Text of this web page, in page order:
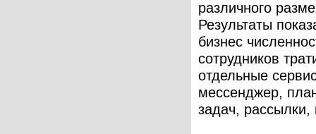
различного
Результаты
бизнес
сотрудников
отдельные
мессенджер,
задач,